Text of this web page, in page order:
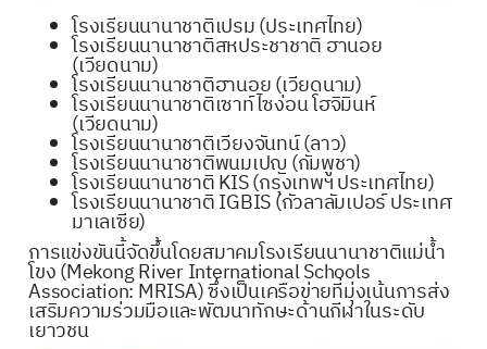
โรงเรียนนานาชาติเปรม (ประเทศไทย)
โรงเรียนนานาชาติสหประชาชาติ ฮานอย
(เวียดนาม)
โรงเรียนนานาชาติฮานอย (เวียดนาม)
โรงเรียนนานาชาติเซาท์ไซง่อน โฮจิมินห์
(เวียดนาม)
โรงเรียนนานาชาติเวียงจันทน์ (ลาว)
โรงเรียนนานาชาติพนมเปญ (กัมพูชา)
โรงเรียนนานาชาติ KIS (กรุงเทพฯ ประเทศไทย)
โรงเรียนนานาชาติ IGBIS (กัวลาลัมเปอร์ ประเทศ
มาเลเซีย)
การแข่งขันนี้จัดขึ้นโดยสมาคมโรงเรียนนานาชาติแม่น้ำ
โขง (Mekong River International Schools
Association: MRISA) ซึ่งเป็นเครือข่ายที่มุ่งเน้นการส่ง
เสริมความร่วมมือและพัฒนาทักษะด้านกีฬาในระดับ
เยาวชน